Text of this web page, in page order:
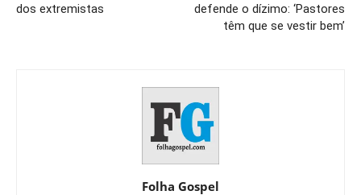
dos extremistas
defende o dízimo: ‘Pastores
têm que se vestir bem’
Folha Gospel